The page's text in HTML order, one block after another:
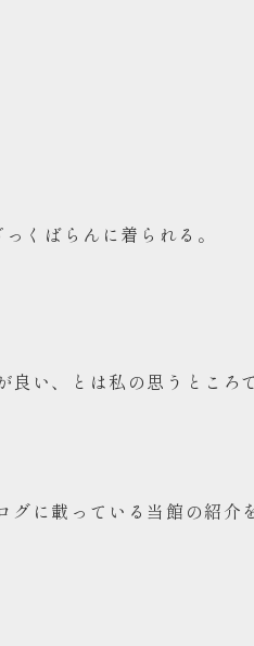
くばらんに着られる。
い、とは私の思うところ
に載っている当館の紹介